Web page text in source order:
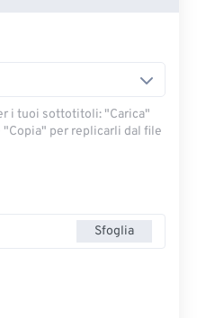
i tuoi sottotitoli: "Carica"
per replicarli dal file
Sfoglia